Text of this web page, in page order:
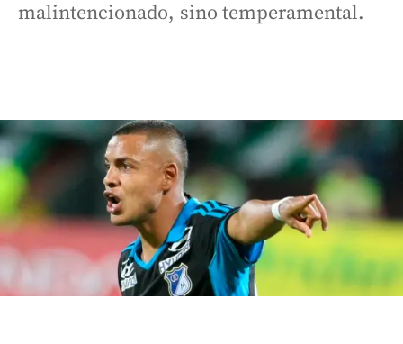
malintencionado, sino temperamental.